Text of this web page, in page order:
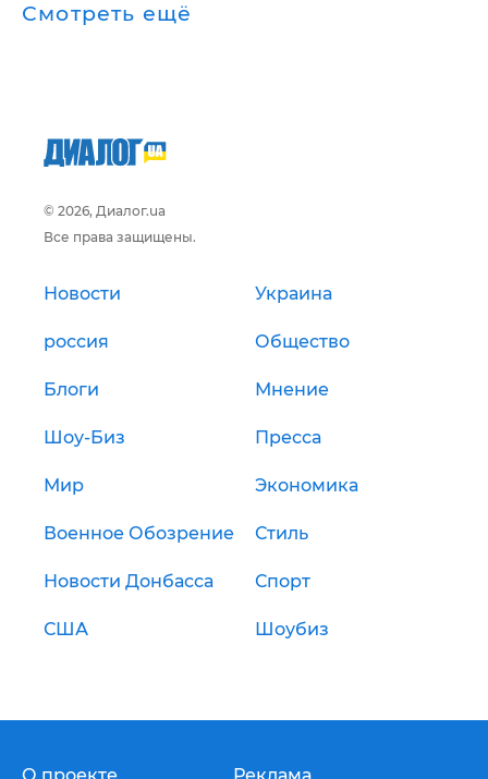
Смотреть ещё
© 2026, Диалог.ua
Все права защищены.
Новости Украина
россия Общество
Блоги Мнение
Шоу-Биз Пресса
Мир Экономика
Военное Обозрение Стиль
Новости Донбасса Спорт
США Шоубиз